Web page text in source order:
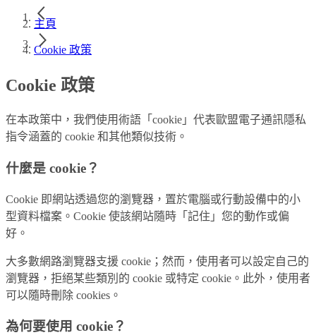
主頁
Cookie 政策
Cookie 政策
在本政策中，我們使用術語「cookie」代表歐盟電子通訊隱私
指令涵蓋的 cookie 和其他類似技術。
什麼是 cookie？
Cookie 即網站透過您的瀏覽器，置於電腦或行動設備中的小
型資料檔案。Cookie 使該網站隨時「記住」您的動作或偏
好。
大多數網路瀏覽器支援 cookie；然而，使用者可以設定自己的
瀏覽器，拒絕某些類別的 cookie 或特定 cookie。此外，使用者
可以隨時刪除 cookies。
為何要使用 cookie？